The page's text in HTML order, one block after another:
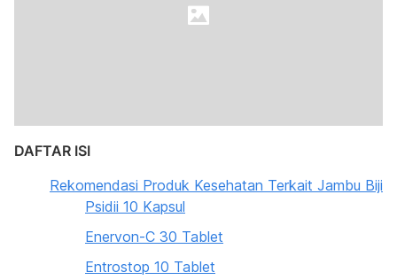
DAFTAR ISI
Rekomendasi Produk Kesehatan Terkait Jambu Biji
Psidii 10 Kapsul
Enervon-C 30 Tablet
Entrostop 10 Tablet